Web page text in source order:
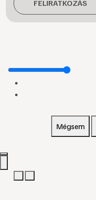
FELIRATKOZÁS
Mégsem